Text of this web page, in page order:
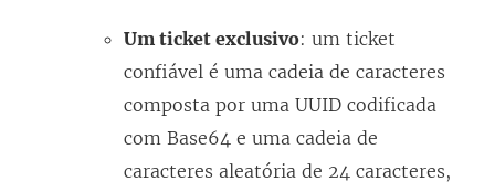
Um ticket exclusivo: um ticket
confiável é uma cadeia de caracteres
composta por uma UUID codificada
com Base64 e uma cadeia de
caracteres aleatória de 24 caracteres,